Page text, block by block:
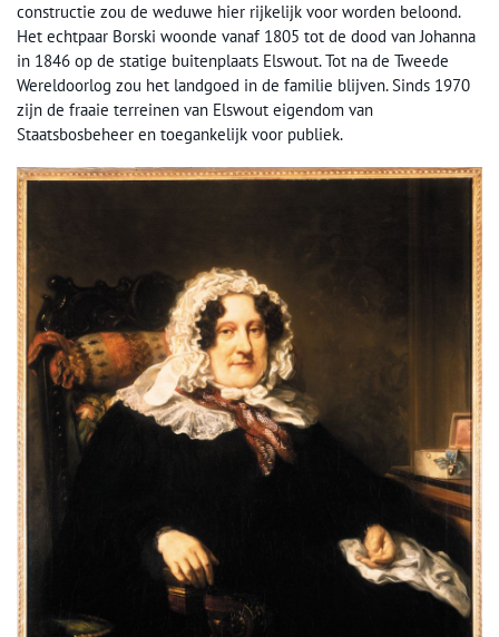
constructie zou de weduwe hier rijkelijk voor worden beloond.
Het echtpaar Borski woonde vanaf 1805 tot de dood van Johanna
in 1846 op de statige buitenplaats Elswout. Tot na de Tweede
Wereldoorlog zou het landgoed in de familie blijven. Sinds 1970
zijn de fraaie terreinen van Elswout eigendom van
Staatsbosbeheer en toegankelijk voor publiek.